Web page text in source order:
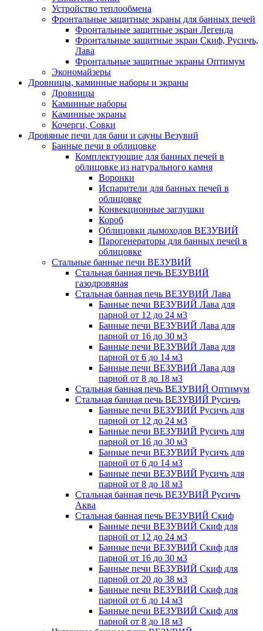
Устройство теплообмена
Фронтальные защитные экраны для банных печей
Фронтальные защитные экран Легенда
Фронтальные защитные экран Скиф, Русичъ,
Лава
Фронтальные защитные экраны Оптимум
Экономайзеры
Дровницы, каминные наборы и экраны
Дровницы
Каминные наборы
Каминные экраны
Кочерги, Совки
Дровяные печи для бани и сауны Везувий
Банные печи в облицовке
Комплектующие для банных печей в
облицовке из натурального камня
Воронки
Испарители для банных печей в
облицовке
Конвекционные заглушки
Короб
Облицовки дымоходов ВЕЗУВИЙ
Парогенераторы для банных печей в
облицовке
Стальные банные печи ВЕЗУВИЙ
Стальная банная печь ВЕЗУВИЙ
газодровяная
Стальная банная печь ВЕЗУВИЙ Лава
Банные печи ВЕЗУВИЙ Лава для
парной от 12 до 24 м3
Банные печи ВЕЗУВИЙ Лава для
парной от 16 до 30 м3
Банные печи ВЕЗУВИЙ Лава для
парной от 6 до 14 м3
Банные печи ВЕЗУВИЙ Лава для
парной от 8 до 18 м3
Стальная банная печь ВЕЗУВИЙ Оптимум
Стальная банная печь ВЕЗУВИЙ Русичъ
Банные печи ВЕЗУВИЙ Русичъ для
парной от 12 до 24 м3
Банные печи ВЕЗУВИЙ Русичъ для
парной от 16 до 30 м3
Банные печи ВЕЗУВИЙ Русичъ для
парной от 6 до 14 м3
Банные печи ВЕЗУВИЙ Русичъ для
парной от 8 до 18 м3
Стальная банная печь ВЕЗУВИЙ Русичъ
Аква
Стальная банная печь ВЕЗУВИЙ Скиф
Банные печи ВЕЗУВИЙ Скиф для
парной от 12 до 24 м3
Банные печи ВЕЗУВИЙ Скиф для
парной от 16 до 30 м3
Банные печи ВЕЗУВИЙ Скиф для
парной от 20 до 38 м3
Банные печи ВЕЗУВИЙ Скиф для
парной от 6 до 14 м3
Банные печи ВЕЗУВИЙ Скиф для
парной от 8 до 18 м3